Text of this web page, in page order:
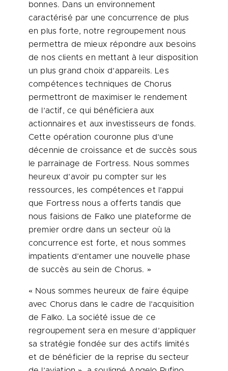
bonnes. Dans un environnement
caractérisé par une concurrence de plus
en plus forte, notre regroupement nous
permettra de mieux répondre aux besoins
de nos clients en mettant à leur disposition
un plus grand choix d’appareils. Les
compétences techniques de Chorus
permettront de maximiser le rendement
de l’actif, ce qui bénéficiera aux
actionnaires et aux investisseurs de fonds.
Cette opération couronne plus d’une
décennie de croissance et de succès sous
le parrainage de Fortress. Nous sommes
heureux d’avoir pu compter sur les
ressources, les compétences et l’appui
que Fortress nous a offerts tandis que
nous faisions de Falko une plateforme de
premier ordre dans un secteur où la
concurrence est forte, et nous sommes
impatients d’entamer une nouvelle phase
de succès au sein de Chorus. »
« Nous sommes heureux de faire équipe
avec Chorus dans le cadre de l’acquisition
de Falko. La société issue de ce
regroupement sera en mesure d’appliquer
sa stratégie fondée sur des actifs limités
et de bénéficier de la reprise du secteur